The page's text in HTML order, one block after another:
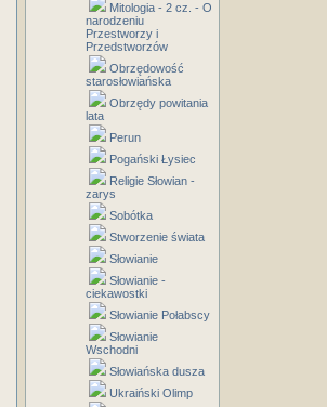
Mitologia - 2 cz. - O
narodzeniu
Przestworzy i
Przedstworzów
Obrzędowość
starosłowiańska
Obrzędy powitania
lata
Perun
Pogański Łysiec
Religie Słowian -
zarys
Sobótka
Stworzenie świata
Słowianie
Słowianie -
ciekawostki
Słowianie Połabscy
Słowianie
Wschodni
Słowiańska dusza
Ukraiński Olimp